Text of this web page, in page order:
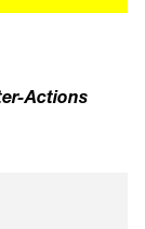
Actions